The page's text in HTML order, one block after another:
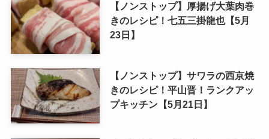
【ノンストップ】厚揚げ大葉肉巻
きのレシピ！七五三掛龍也【5月
23日】
【ノンストップ】サワラの西京焼
きのレシピ！平山晋！ランクアッ
プキッチン【5月21日】